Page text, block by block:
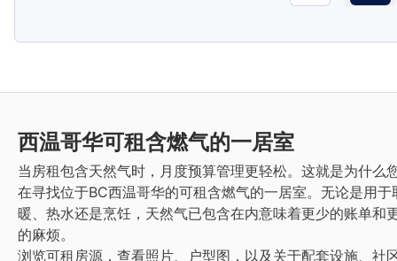
西温哥华可租含燃气的一居室
当房租包含天然气时，月度预算管理更轻松。这就是为什么
在寻找位于BC西温哥华的可租含燃气的一居室。无论是用于
暖、热水还是烹饪，天然气已包含在内意味着更少的账单和
的麻烦。
浏览可租房源，查看照片、户型图，以及关于配套设施、社